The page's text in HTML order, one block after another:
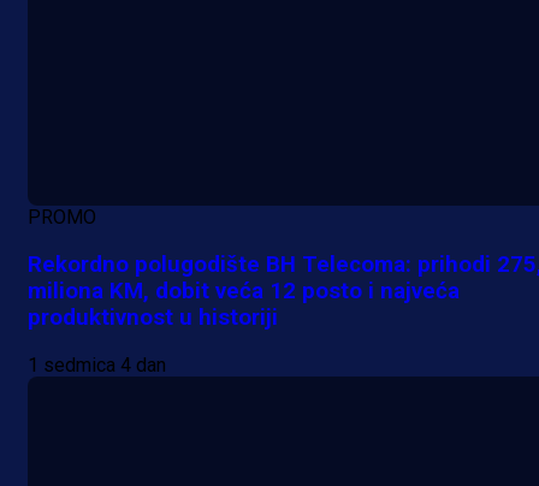
PROMO
Rekordno polugodište BH Telecoma: prihodi
miliona KM, dobit veća 12 posto i najveća
produktivnost u historiji
1 sedmica 4 dan